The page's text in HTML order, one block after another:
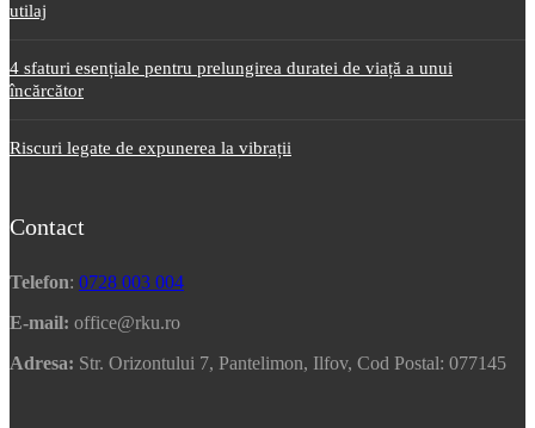
utilaj
4 sfaturi esențiale pentru prelungirea duratei de viață a unui
încărcător
Riscuri legate de expunerea la vibrații
Contact
Telefon: 0728 003 004
E-mail: office@rku.ro
Adresa: Str. Orizontului 7, Pantelimon, Ilfov, Cod Postal: 077145